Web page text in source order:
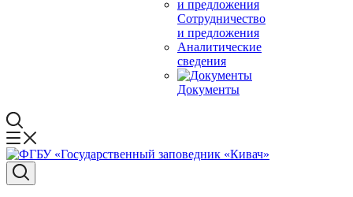
Сотрудничество
и предложения
Аналитические
сведения
Документы